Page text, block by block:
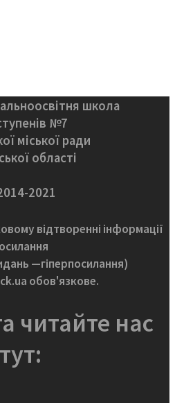
школа
ступенів №7
міської ради
області
2021
відтворенні інформації
—гіперпосилання)
обов'язкове.
читайте нас
тут: